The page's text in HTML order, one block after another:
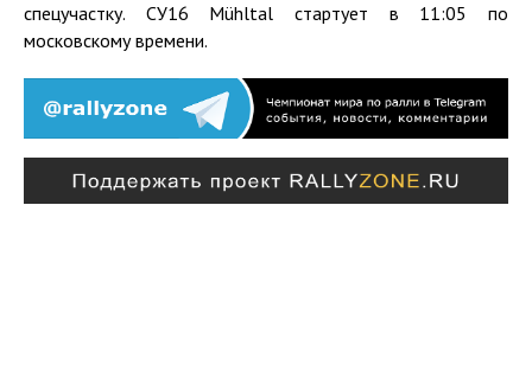
спецучастку. СУ16 Mühltal стартует в 11:05 по
московскому времени.